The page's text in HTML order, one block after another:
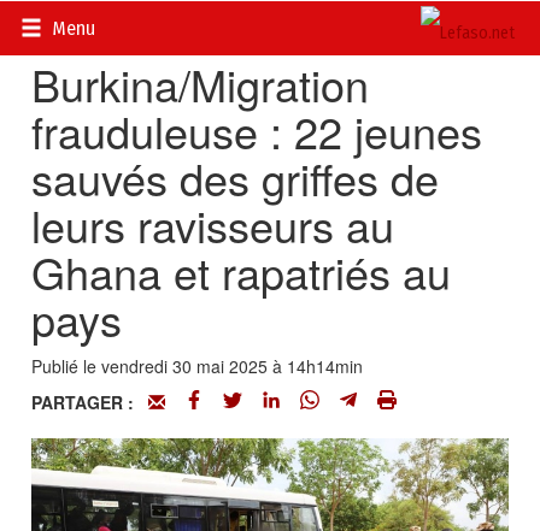
Menu
Accueil>
Burkina/Migration
frauduleuse : 22 jeunes
sauvés des griffes de
leurs ravisseurs au
Ghana et rapatriés au
pays
Publié le vendredi 30 mai 2025 à 14h14min
PARTAGER :